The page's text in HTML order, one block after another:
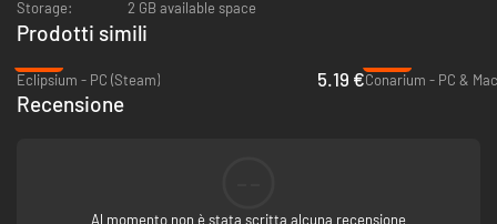
Storage:
2 GB available space
Prodotti simili
Eclipsium - PC (Steam)
5.19 €Conarium - PC &
Recensione
Al momento non è stata scritta alcuna recensione